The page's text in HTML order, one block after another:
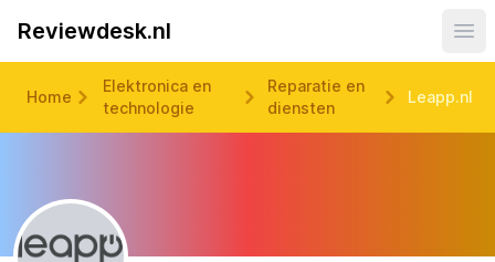
Reviewdesk.nl
Home
Elektronica en
technologie
Reparatie en
diensten
Leapp.nl